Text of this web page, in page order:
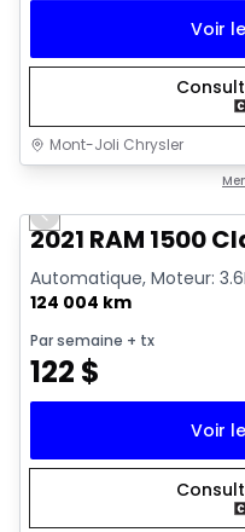
Voir
Mont-Joli Chrysler
Vidéo disponible
Previous slide
2021 RAM 1500
Automatique, Moteur:
124 004 km
Par semaine + tx
122 $
Voir